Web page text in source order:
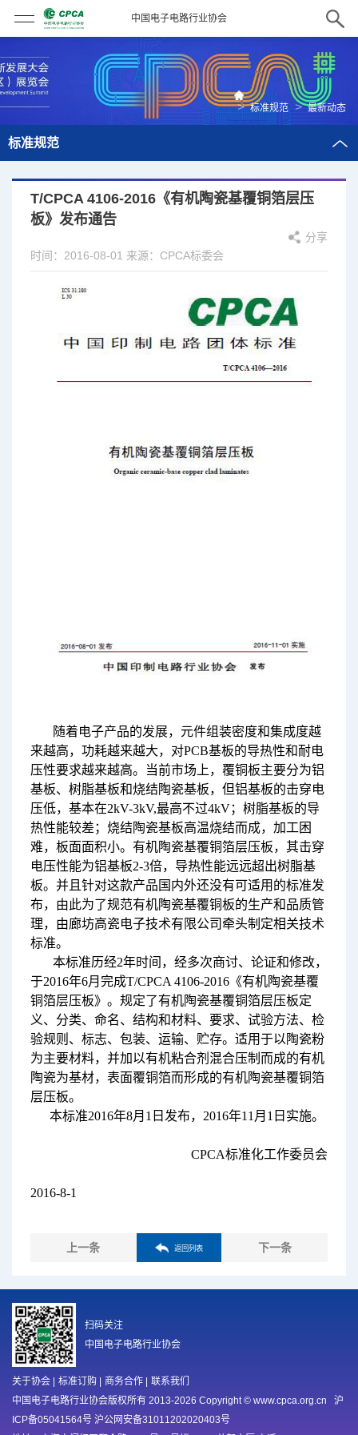
中国电子电路行业协会
> 标准规范 > 最新动态
标准规范
T/CPCA 4106-2016《有机陶瓷基覆铜箔层压
板》发布通告
分享
时间：2016-08-01 来源：CPCA标委会
随着电子产品的发展，元件组装密度和集成度越
来越高，功耗越来越大，对PCB基板的导热性和耐电
压性要求越来越高。当前市场上，覆铜板主要分为铝
基板、树脂基板和烧结陶瓷基板，但铝基板的击穿电
压低，基本在2kV-3kV,最高不过4kV；树脂基板的导
热性能较差；烧结陶瓷基板高温烧结而成，加工困
难，板面面积小。有机陶瓷基覆铜箔层压板，其击穿
电压性能为铝基板2-3倍，导热性能远远超出树脂基
板。并且针对这款产品国内外还没有可适用的标准发
布，由此为了规范有机陶瓷基覆铜板的生产和品质管
理，由廊坊高瓷电子技术有限公司牵头制定相关技术
标准。
本标准历经2年时间，经多次商讨、论证和修改，
于2016年6月完成T/CPCA 4106-2016《有机陶瓷基覆
铜箔层压板》。规定了有机陶瓷基覆铜箔层压板定
义、分类、命名、结构和材料、要求、试验方法、检
验规则、标志、包装、运输、贮存。 适用于以陶瓷粉
为主要材料，并加以有机粘合剂混合压制而成的有机
陶瓷为基材，表面覆铜箔而形成的有机陶瓷基覆铜箔
层压板。
本标准2016年8月1日发布，2016年11月1日实施。
CPCA标准化工作委员会
2016-8-1
上一条 返回列表 下一条
关于协会 标准订购 商务合作
联系我们
中国电子电路行业协会版权所有 2013-2026 Copyright © www.cpca.org.cn 沪
ICP备05041564号 沪公网安备31011202020403号
扫码关注
中国电子电路行业协会